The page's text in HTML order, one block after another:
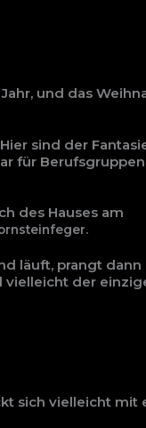
und das
sind der
für
des Hauses am
läuft, prangt
vielleicht der
sich vielleicht